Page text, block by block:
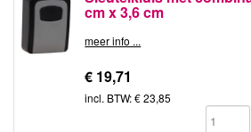
cm x 3,6 cm
meer info ...
€ 19,71
incl. BTW: € 23,85